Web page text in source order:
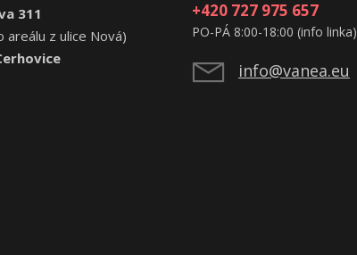
311
areálu z ulice Nová)
+420 727 975 657
PO-PÁ 8:00-18:00 (info linka)
info@vanea.eu